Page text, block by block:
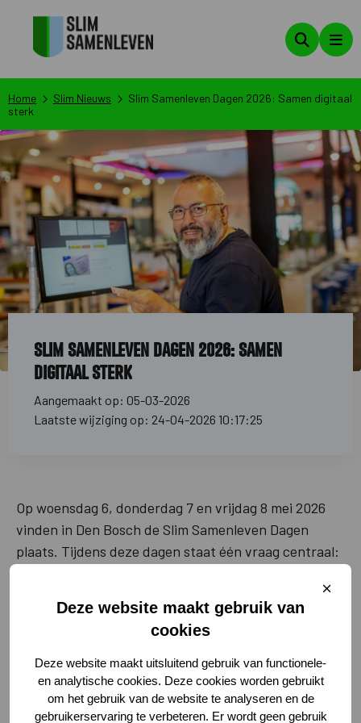
Deze website maakt gebruik van
cookies
Deze website maakt uitsluitend gebruik van functionele-
en analytische cookies. Deze cookies worden gebruikt
om het gebruik van de website te analyseren en de
gebruikerservaring te verbeteren. Er wordt geen gebruik
Sluit
Zoeken
Home Slim Nieuws
Slim Samenleven Dagen 2026: Samen digitaal
sterk
Slim Samenleven Dagen 2026: Samen
digitaal sterk
Aangemaakt op: 05-03-2026
Laatste wijziging op: 24-04-2026 10:17:25
Op woensdag 6, donderdag 7 en vrijdag 8 mei 2026
vinden in Den Bosch de Slim Samenleven Dagen
plaats. Tijdens deze dagen staat één vraag centraal:
Samen omgaan met de digitale wereld
De digitale wereld is niet meer weg te denken uit ons
dagelijks leven. We appen, gamen, werken online en